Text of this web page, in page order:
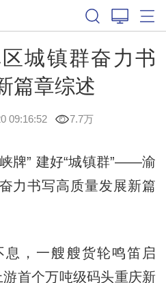
城镇群奋力书
篇章综述
09:16:52 7.7万
” 建好“城镇群”——渝
力书写高质量发展新篇
，一艘艘货轮鸣笛启
首个万吨级码头重庆新